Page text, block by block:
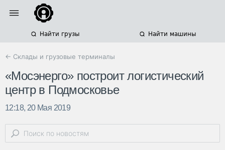
Найти грузы Найти машины
← Склады и грузовые терминалы
«Мосэнерго» построит логистический
центр в Подмосковье
12:18, 20 Мая 2019